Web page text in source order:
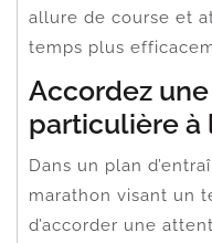
allure de course et
temps plus
Accordez
particulière à
Dans un plan
marathon visant un
d’accorder une